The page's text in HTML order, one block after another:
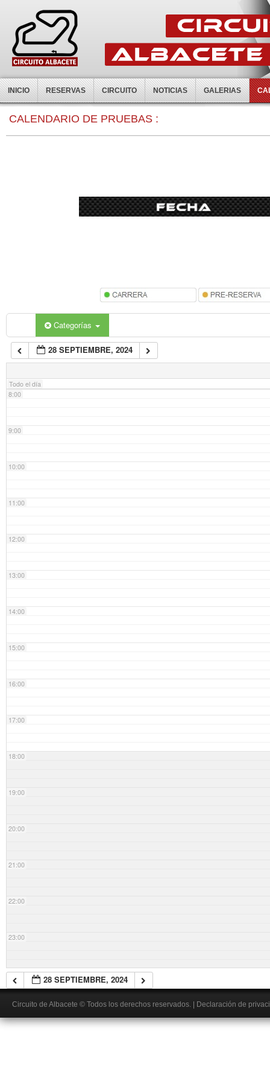
INICIO RESERVAS CIRCUITO NOTICIAS GALERIAS
CALENDARIO DE PRUEBAS :
Categorías
28 SEPTIEMBRE, 2024
Todo el día
0:00
7:00
8:00
9:00
10:00
11:00
12:00
13:00
14:00
15:00
16:00
17:00
18:00
19:00
20:00
21:00
22:00
23:00
28 SEPTIEMBRE, 2024
Circuito de Albacete © Todos los derechos reservados. Declaración de